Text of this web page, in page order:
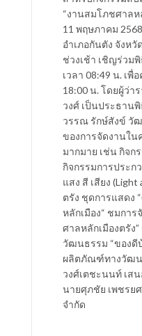
“งานสมโภชศาลห
11 พฤษภาคม
อำเภอกันตัง จังห
ช่วงเช้า เชิญร่วม
เวลา 08:49 น. เพื่
18:00 น. โดยผู้ว่า
วงศ์ เป็นประธาน
วรรณ รักษ์สังข์ วั
ของการจัดงานใน
มากมาย เช่น กิจ
กิจกรรมการประก
แสง สี เสียง
ตรัง ชุดการแสดง
หลักเมือง“ ชมกา
ศาลหลักเมืองตรัง
วัฒนธรรม “ของดี
ผลิตภัณฑ์ทางวัฒน
วงศ์เตชะนนท์ เส
นายศุภชัย เพชรย
จำกัด